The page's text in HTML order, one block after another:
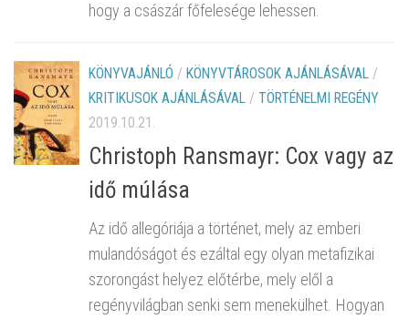
hogy a császár főfelesége lehessen.
KÖNYVAJÁNLÓ / KÖNYVTÁROSOK AJÁNLÁSÁVAL /
KRITIKUSOK AJÁNLÁSÁVAL / TÖRTÉNELMI REGÉNY
2019.10.21.
Christoph Ransmayr: Cox vagy az
idő múlása
Az idő allegóriája a történet, mely az emberi
mulandóságot és ezáltal egy olyan metafizikai
szorongást helyez előtérbe, mely elől a
regényvilágban senki sem menekülhet. Hogyan